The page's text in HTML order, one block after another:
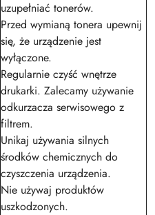
uzupełniać tonerów.
Przed wymianą tonera upewnij
się, że urządzenie jest
wyłączone.
Regularnie czyść wnętrze
drukarki. Zalecamy używanie
odkurzacza serwisowego z
filtrem.
Unikaj używania silnych
środków chemicznych do
czyszczenia urządzenia.
Nie używaj produktów
uszkodzonych.